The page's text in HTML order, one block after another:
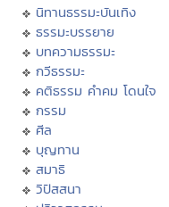
นิทานธรรมะบันเทิง
ธรรมะบรรยาย
บทความธรรมะ
กวีธรรมะ
คติธรรม คำคม โดนใจ
กรรม
ศีล
บุญทาน
สมาธิ
วิปัสสนา